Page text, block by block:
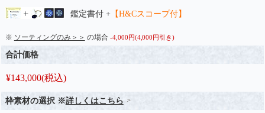
鑑定書付 +【H&Cスコープ付】
※ ソーティングのみ＞＞ の場合 -4,000円(4,000円引き)
合計価格
¥143,000(税込)
枠素材の選択 ※詳しくはこちら